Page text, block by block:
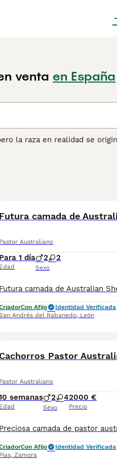
venta en España
la raza en realidad se
Futura camada de
Pastor Australiano
Para 1 día
Edad
2 2
Sexo
Con Afijo
Identidad Verificada
Andrés del Rabanedo, León
Cachorros Pastor
Pastor Australiano
semanas
Edad
2 4
Sexo
2000 €
Precio
Con Afijo
Identidad Verificada
Pías, Zamora